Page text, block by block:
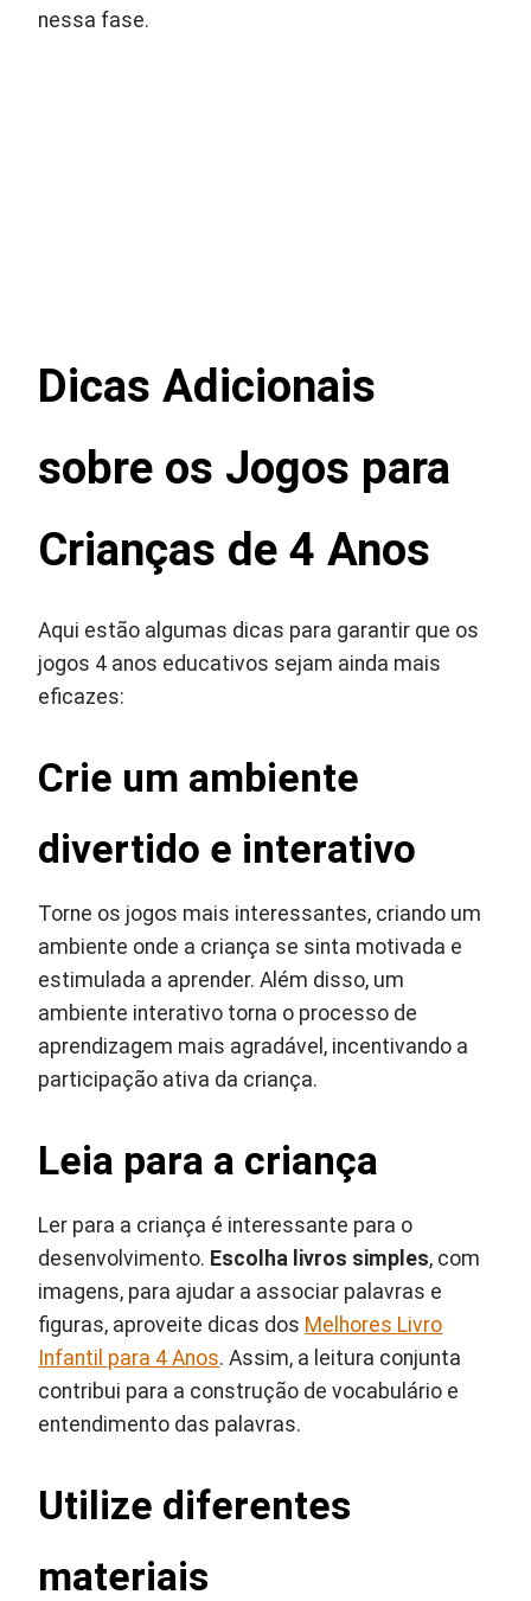
nessa fase.
Dicas Adicionais
sobre os Jogos para
Crianças de 4 Anos
Aqui estão algumas dicas para garantir que os
jogos 4 anos educativos sejam ainda mais
eficazes:
Crie um ambiente
divertido e interativo
Torne os jogos mais interessantes, criando um
ambiente onde a criança se sinta motivada e
estimulada a aprender. Além disso, um
ambiente interativo torna o processo de
aprendizagem mais agradável, incentivando a
participação ativa da criança.
Leia para a criança
Ler para a criança é interessante para o
desenvolvimento. Escolha livros simples, com
imagens, para ajudar a associar palavras e
figuras, aproveite dicas dos Melhores Livro
Infantil para 4 Anos. Assim, a leitura conjunta
contribui para a construção de vocabulário e
entendimento das palavras.
Utilize diferentes
materiais